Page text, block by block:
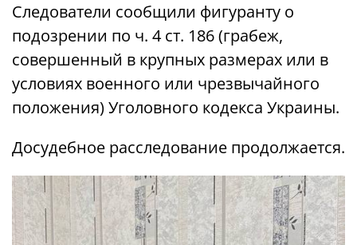
Следователи сообщили фигуранту о
подозрении по ч. 4 ст. 186 (грабеж,
совершенный в крупных размерах или в
условиях военного или чрезвычайного
положения) Уголовного кодекса Украины.
Досудебное расследование продолжается.